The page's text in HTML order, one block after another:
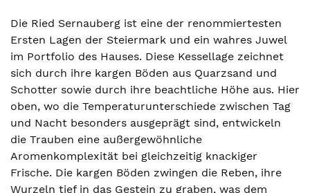
Die Ried Sernauberg ist eine der renommiertesten
Ersten Lagen der Steiermark und ein wahres Juwel
im Portfolio des Hauses. Diese Kessellage zeichnet
sich durch ihre kargen Böden aus Quarzsand und
Schotter sowie durch ihre beachtliche Höhe aus. Hier
oben, wo die Temperaturunterschiede zwischen Tag
und Nacht besonders ausgeprägt sind, entwickeln
die Trauben eine außergewöhnliche
Aromenkomplexität bei gleichzeitig knackiger
Frische. Die kargen Böden zwingen die Reben, ihre
Wurzeln tief in das Gestein zu graben, was dem